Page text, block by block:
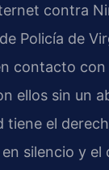
contra
Policía de
contacto
ellos sin un
tiene el
silencio y el